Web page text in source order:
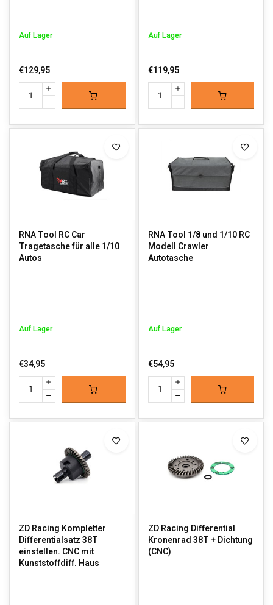
Auf Lager
€129,95
Auf Lager
€119,95
RNA Tool RC Car
Tragetasche für alle 1/10
Autos
Auf Lager
€34,95
RNA Tool 1/8 und 1/10 RC
Modell Crawler
Autotasche
Auf Lager
€54,95
ZD Racing Kompletter
Differentialsatz 38T
einstellen. CNC mit
Kunststoffdiff. Haus
ZD Racing Differential
Kronenrad 38T + Dichtung
(CNC)